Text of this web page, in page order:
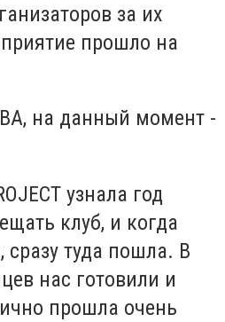
за их
прошло на
на данный момент -
узнала год
клуб, и когда
сразу туда пошла. В
нас готовили и
прошла очень